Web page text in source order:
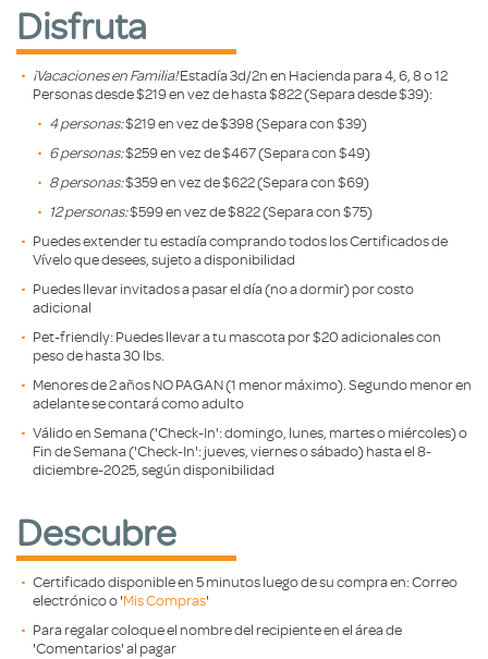
Disfruta
¡Vacaciones en Familia!Estadía 3d/2n en Hacienda para 4, 6, 8 o 12
Personas desde $219 en vez de hasta $822 (Separa desde $39):
4 personas:$219 en vez de $398 (Separa con $39)
6 personas:$259 en vez de $467 (Separa con $49)
8 personas:$359 en vez de $622 (Separa con $69)
12 personas:$599 en vez de $822 (Separa con $75)
Puedes extender tu estadía comprando todos los Certificados de
Vívelo que desees, sujeto a disponibilidad
Puedes llevar invitados a pasar el día (no a dormir) por costo
adicional
Pet-friendly: Puedes llevar a tu mascota por $20 adicionales con
peso de hasta 30 lbs.
Menores de 2 años NO PAGAN (1 menor máximo). Segundo menor en
adelante se contará como adulto
Válido en Semana ('Check-In': domingo, lunes, martes o miércoles) o
Fin de Semana ('Check-In': jueves, viernes o sábado) hasta el 8-
diciembre-2025, según disponibilidad
Descubre
Certificado disponible en 5 minutos luego de su compra en: Correo
electrónico o 'Mis Compras'
Para regalar coloque el nombre del recipiente en el área de
'Comentarios' al pagar